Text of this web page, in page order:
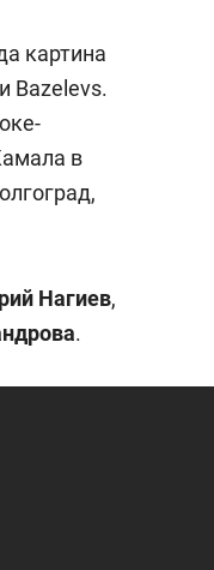
картина
Bazеlevs.
в
Нагиев,
.
меня это